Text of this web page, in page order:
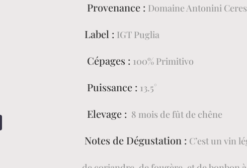
Provenance : Domaine Antonini
Label : IGT Puglia
Cépages : 100% Primitivo
Puissance : 13.5°
Elevage : 8 mois de fût de chêne
Notes de Dégustation : C’est un vin